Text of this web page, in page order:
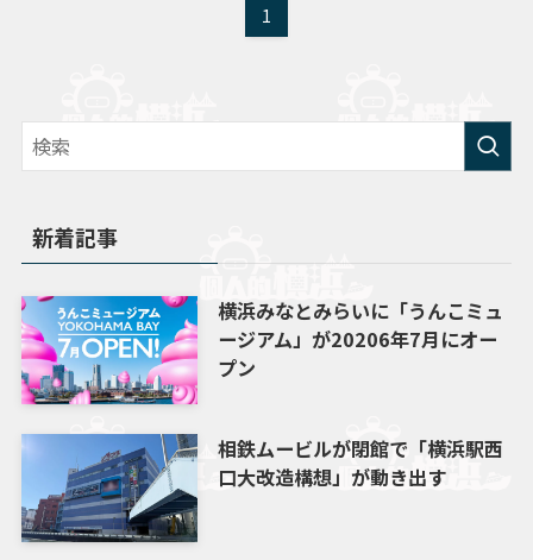
1
新着記事
横浜みなとみらいに「うんこミュ
ージアム」が20206年7月にオー
プン
相鉄ムービルが閉館で「横浜駅西
口大改造構想」が動き出す